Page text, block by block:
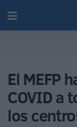
El MEFP
COVID a
los